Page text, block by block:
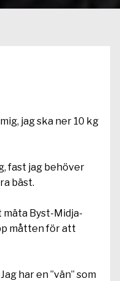
jag ska ner 10 kg
fast jag behöver
bäst.
Byst-Midja-
måtten för att
har en ”vän” som